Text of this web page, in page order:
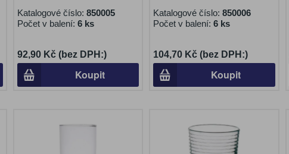
Katalogové číslo: 850005
Počet v balení: 6 ks
92,90 Kč (bez DPH:)
Koupit
Katalogové číslo:850006
Počet v balení:6 ks
104,70 Kč (bez DPH:)
Koupit